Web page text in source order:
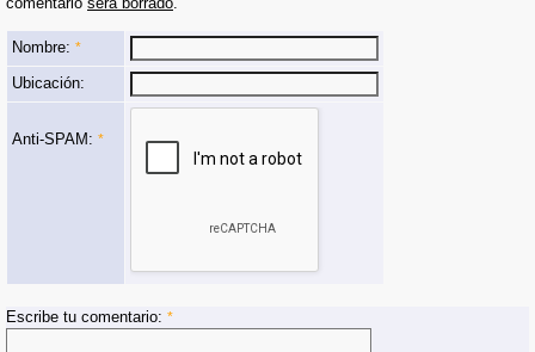
Nombre: *
Ubicación:
Anti-SPAM: *
Escribe tu comentario: *